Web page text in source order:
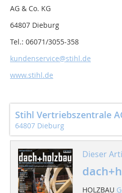
AG & Co. KG
64807 Dieburg
Tel.: 06071/3055-358
kundenservice@stihl.de
www.stihl.de
Stihl Vertriebszentrale
64807 Dieburg
Dieser
HOLZBAU